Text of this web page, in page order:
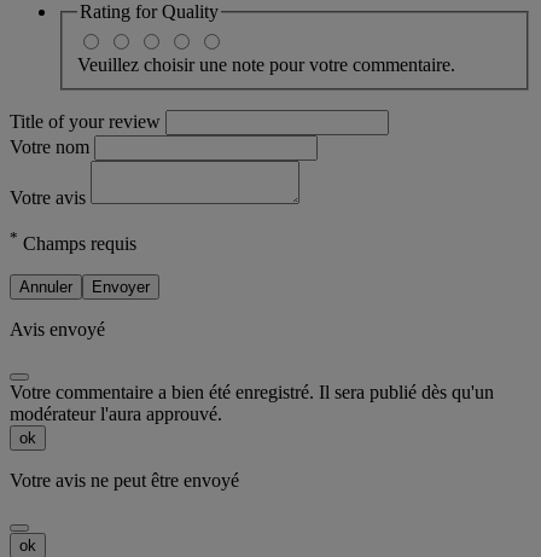
Rating forQuality
Veuillez choisir une note pour votre commentaire.
Title of your review
Votre nom
Votre avis
* Champs requis
Annuler Envoyer
Avis envoyé
Votre commentaire a bien été enregistré. Il sera publié dès qu'un
modérateur l'aura approuvé.
ok
Votre avis ne peut être envoyé
ok